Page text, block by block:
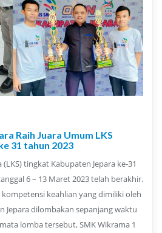
Raih Juara Umum LKS
31 tahun 2023
tingkat Kabupaten Jepara ke-31
6 – 13 Maret 2023 telah berakhir.
keahlian yang dimiliki oleh
Jepara dilombakan sepanjang waktu
lomba tersebut, SMK Wikrama 1